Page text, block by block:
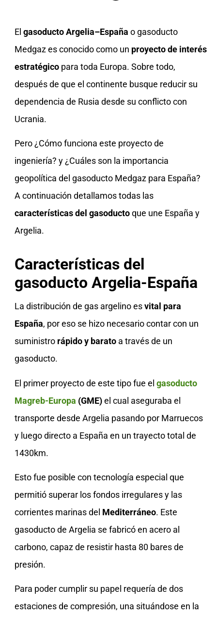
El gasoducto Argelia–España o gasoducto
Medgaz es conocido como un proyecto de interés
estratégico para toda Europa. Sobre todo,
después de que el continente busque reducir su
dependencia de Rusia desde su conflicto con
Ucrania.
Pero ¿Cómo funciona este proyecto de
ingeniería? y ¿Cuáles son la importancia
geopolítica del gasoducto Medgaz para España?
A continuación detallamos todas las
características del gasoductoque une España y
Argelia.
Características del
gasoducto Argelia-España
La distribución de gas argelino esvital para
España, por eso se hizo necesario contar con un
suministro rápido y barato a través de un
gasoducto.
El primer proyecto de este tipo fue el gasoducto
Magreb-Europa (GME)el cual aseguraba el
transporte desde Argelia pasando por Marruecos
y luego directo a España en un trayecto total de
1430km.
Esto fue posible con tecnología especial que
permitió superar los fondos irregulares y las
corrientes marinas del Mediterráneo. Este
gasoducto de Argelia se fabricó en acero al
carbono, capaz de resistir hasta 80 bares de
presión.
Para poder cumplir su papel requería de dos
estaciones de compresión, una situándose en la